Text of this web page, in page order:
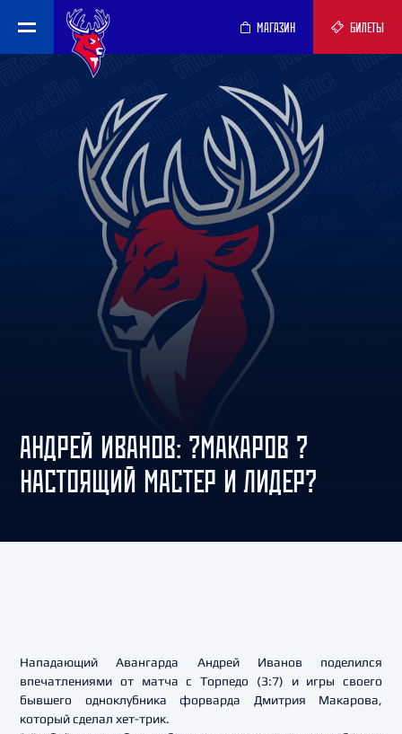
МАГАЗИН БИЛЕТЫ
АНДРЕЙ ИВАНОВ: ?МАКАРОВ ?
НАСТОЯЩИЙ МАСТЕР И ЛИДЕР?
Нападающий Авангарда Андрей Иванов поделился
впечатлениями от матча с Торпедо (3:7) и игры своего
бывшего одноклубника форварда Дмитрия Макарова,
который сделал хет-трик.